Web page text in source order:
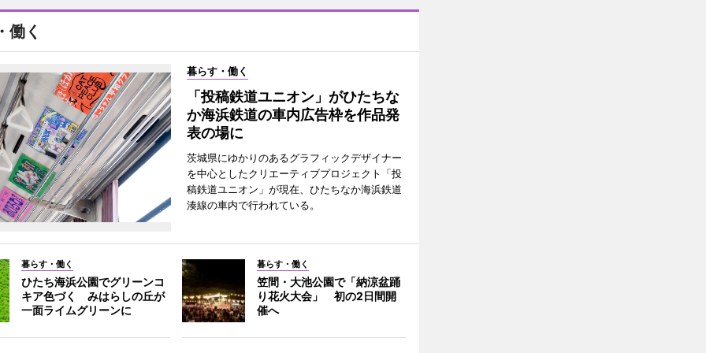
働く
暮らす・働く
「投稿鉄道ユニオン」がひたちな
か海浜鉄道の車内広告枠を作品発
表の場に
茨城県にゆかりのあるグラフィックデザイナー
を中心としたクリエーティブプロジェクト「投
稿鉄道ユニオン」が現在、ひたちなか海浜鉄道
湊線の車内で行われている。
暮らす・働く
ひたち海浜公園でグリーンコ
キア色づく みはらしの丘が
一面ライムグリーンに
暮らす・働く
笠間・大池公園で「納涼盆踊
り花火大会」 初の2日間開
催へ